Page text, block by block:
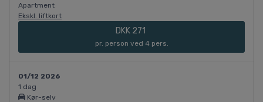
Apartment
Ekskl. liftkort
DKK 271
pr. person ved 4 pers.
01/12 2026
1 dag
Kør-selv